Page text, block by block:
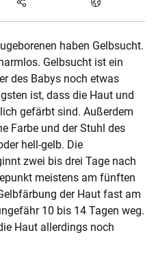
haben Gelbsucht.
Gelbsucht ist ein
des Babys noch etwas
ist, dass die Haut und
gefärbt sind. Außerdem
Farbe und der Stuhl des
hell-gelb. Die
zwei bis drei Tage nach
meistens am fünften
der Haut fast am
10 bis 14 Tagen weg.
Haut allerdings noch